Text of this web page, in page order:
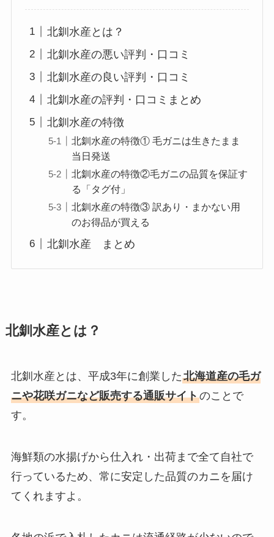
北釧水産とは？
北釧水産の悪い評判・口コミ
北釧水産の良い評判・口コミ
北釧水産の評判・口コミまとめ
北釧水産の特徴
北釧水産の特徴① 毛ガニは生きたまま
当日発送
北釧水産の特徴②毛ガニの品質を保証す
る「タグ付」
北釧水産の特徴③ 訳あり・まかない用
のお得品が買える
北釧水産 まとめ
北釧水産とは？
北釧水産とは、平成3年に創業した北海道産の毛ガ
ニや花咲ガニなど販売する通販サイトのことで
す。
海鮮類の水揚げから仕入れ・出荷まで全て自社で
行っているため、常に安定した品質のカニを届け
てくれますよ。